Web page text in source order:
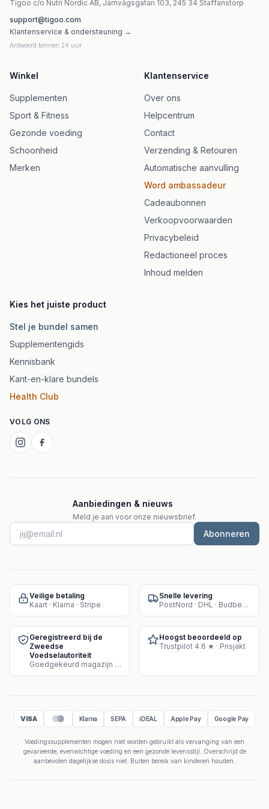
Tigoo c/o Nutri Nordic AB, Järnvägsgatan 103, 245 34 Staffanstorp
support@tigoo.com
Klantenservice & ondersteuning →
Antwoord binnen 24 uur
Winkel
Supplementen
Sport & Fitness
Gezonde voeding
Schoonheid
Merken
Klantenservice
Over ons
Helpcentrum
Contact
Verzending & Retouren
Automatische aanvulling
Word ambassadeur
Cadeaubonnen
Verkoopvoorwaarden
Privacybeleid
Redactioneel proces
Inhoud melden
Kies het juiste product
Stel je bundel samen
Supplementengids
Kennisbank
Kant-en-klare bundels
Health Club
VOLG ONS
Aanbiedingen & nieuws
Meld je aan voor onze nieuwsbrief.
Abonneren
Veilige betaling
Kaart · Klarna · Stripe
Snelle levering
PostNord · DHL · Budbee · Instabox
Geregistreerd bij de
Zweedse
Voedselautoriteit
Goedgekeurd magazijn voor supplementenverkoop
Hoogst beoordeeld op
Trustpilot 4.6 ★ · Prisjakt
VISA Klarna SEPA iDEAL Apple Pay Google Pay
Voedingssupplementen mogen niet worden gebruikt als vervanging van een
gevarieerde, evenwichtige voeding en een gezonde levensstijl. Overschrijd de
aanbevolen dagelijkse dosis niet. Buiten bereik van kinderen houden.